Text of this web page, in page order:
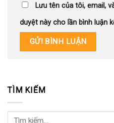
Lưu tên của tôi, email,
duyệt này cho lần bình luận
TÌM KIẾM
Tìm